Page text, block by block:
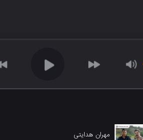
مهران هدایتی